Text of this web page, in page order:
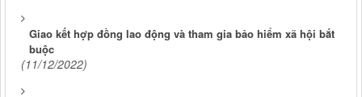
Giao kết hợp đồng lao động và tham gia bảo hiểm xã hội bắt
buộc
(11/12/2022)